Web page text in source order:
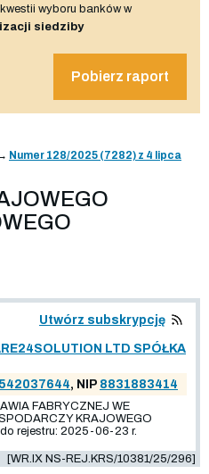
wyboru banków w
siedziby
Pobierz raport
Numer 128/2025 (7282) z 4 lipca
Utwórz subskrypcję
LTD SPÓŁKA
542037644, NIP 8831883414
FABRYCZNEJ WE
KRAJOWEGO
rejestru: 2025-06-23 r.
[WR.IX NS-REJ.KRS/10381/25/296]